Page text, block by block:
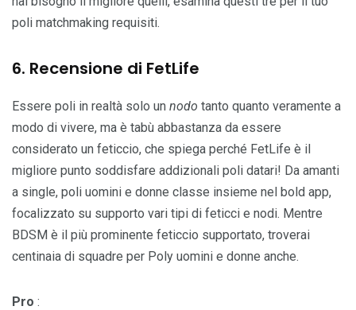
poli matchmaking requisiti.
6. Recensione di FetLife
Essere poli in realtà solo un nodo tanto quanto veramente a
modo di vivere, ma è tabù abbastanza da essere
considerato un feticcio, che spiega perché FetLife è il
migliore punto soddisfare addizionali poli datari! Da amanti
a single, poli uomini e donne classe insieme nel bold app,
focalizzato su supporto vari tipi di feticci e nodi. Mentre
BDSM è il più prominente feticcio supportato, troverai
centinaia di squadre per Poly uomini e donne anche.
Pro :